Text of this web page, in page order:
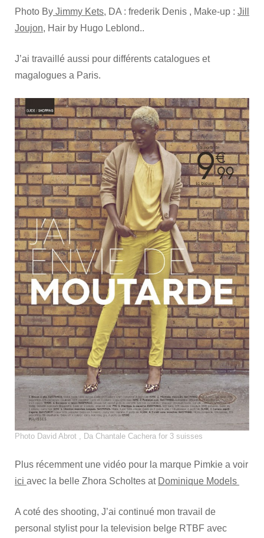
Photo By Jimmy Kets, DA : frederik Denis , Make-up : Jill
Joujon, Hair by Hugo Leblond..
J’ai travaillé aussi pour différents catalogues et
magalogues a Paris.
Photo David Abrot , Da Chantale Cachera for 3 suisses
Plus récemment une vidéo pour la marque Pimkie a voir
ici avec la belle Zhora Scholtes at Dominique Models
A coté des shooting, J’ai continué mon travail de
personal stylist pour la television belge RTBF avec